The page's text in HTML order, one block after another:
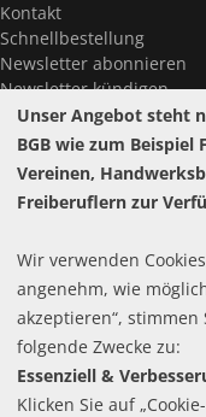
Kontakt
Schnellbestellung
Newsletter abonnieren
Newsletter kündigen
Passwort vergessen?
Widerrufsrecht
Pflichttexte
Batteriehinweis
Cookie-Einstellungen
Unser Angebot steht
BGB wie zum
Vereinen,
Freiberuflern zur
Wir verwenden
angenehm, wie
akzeptieren“, stimmen
folgende Zwecke zu:
Essenziell &
Klicken Sie auf